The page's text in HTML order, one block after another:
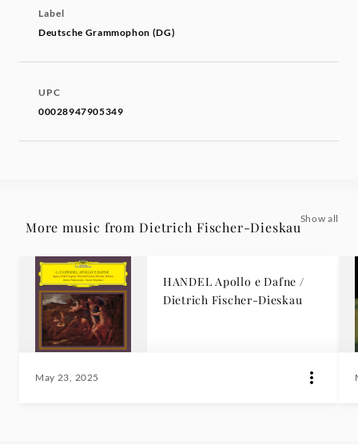
Label
Deutsche Grammophon (DG)
UPC
00028947905349
More music from Dietrich Fischer-Dieskau
Show all
HANDEL Apollo e Dafne /
Dietrich Fischer-Dieskau
May 23, 2025